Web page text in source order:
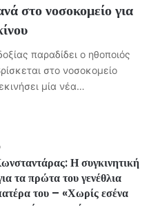
στο νοσοκομείο για
παραδίδει ο ηθοποιός
στο νοσοκομείο
μία νέα…
Η συγκινητική
τα πρώτα του γενέθλια
του – «Χωρίς εσένα